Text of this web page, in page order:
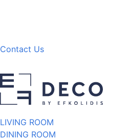
Contact Us
LIVING ROOM
DINING ROOM